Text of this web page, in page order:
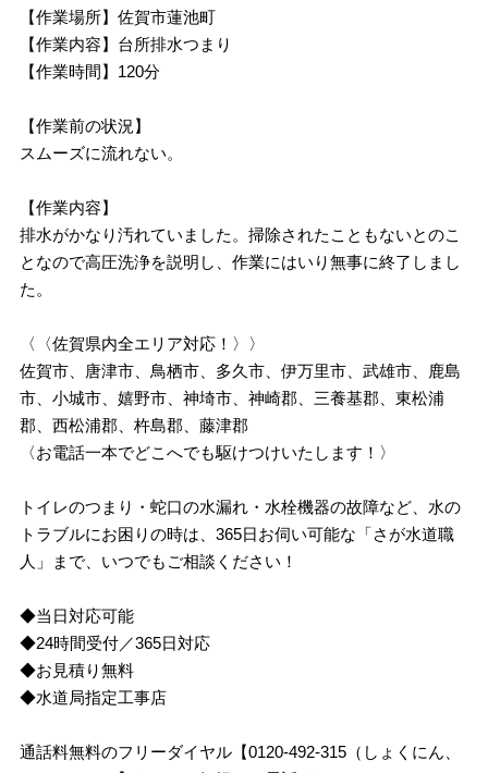
【作業場所】佐賀市蓮池町
【作業内容】台所排水つまり
【作業時間】120分
【作業前の状況】
スムーズに流れない。
【作業内容】
排水がかなり汚れていました。掃除されたこともないとのこ
となので高圧洗浄を説明し、作業にはいり無事に終了しまし
た。
〈〈佐賀県内全エリア対応！〉〉
佐賀市、唐津市、鳥栖市、多久市、伊万里市、武雄市、鹿島
市、小城市、嬉野市、神埼市、神崎郡、三養基郡、東松浦
郡、西松浦郡、杵島郡、藤津郡
〈お電話一本でどこへでも駆けつけいたします！〉
トイレのつまり・蛇口の水漏れ・水栓機器の故障など、水の
トラブルにお困りの時は、365日お伺い可能な「さが水道職
人」まで、いつでもご相談ください！
◆当日対応可能
◆24時間受付／365日対応
◆お見積り無料
◆水道局指定工事店
通話料無料のフリーダイヤル【0120-492-315（しょくにん、